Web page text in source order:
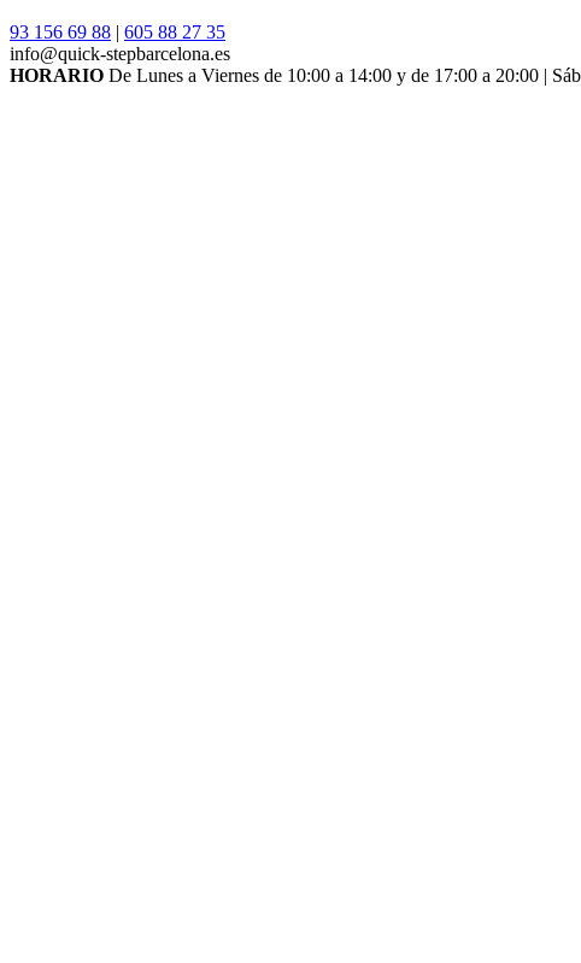
93 156 69 88 | 605 88 27 35
info@quick-stepbarcelona.es
HORARIO De Lunes a Viernes de 10:00 a 14:00 y de 17:00 a 20:00 |